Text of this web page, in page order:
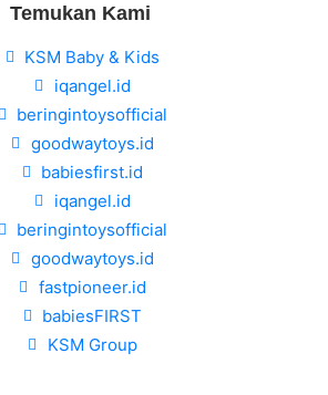
Temukan Kami
KSM Baby & Kids
iqangel.id
beringintoysofficial
goodwaytoys.id
babiesfirst.id
iqangel.id
beringintoysofficial
goodwaytoys.id
fastpioneer.id
babiesFIRST
KSM Group